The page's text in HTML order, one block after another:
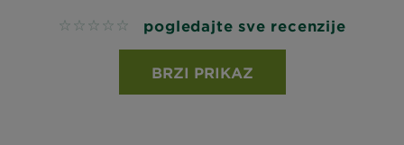
No reviews pogledajte sve recenzije
BRZI PRIKAZ